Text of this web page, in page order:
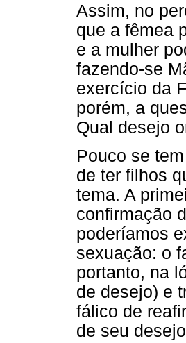
Assim, no
que a fêmea
e a mulher
fazendo-se
exercício da
porém, a
Qual desejo
Pouco se
de ter filhos
tema. A
confirmação
poderíamos
sexuação: o
portanto, na
de desejo) e
fálico de
de seu